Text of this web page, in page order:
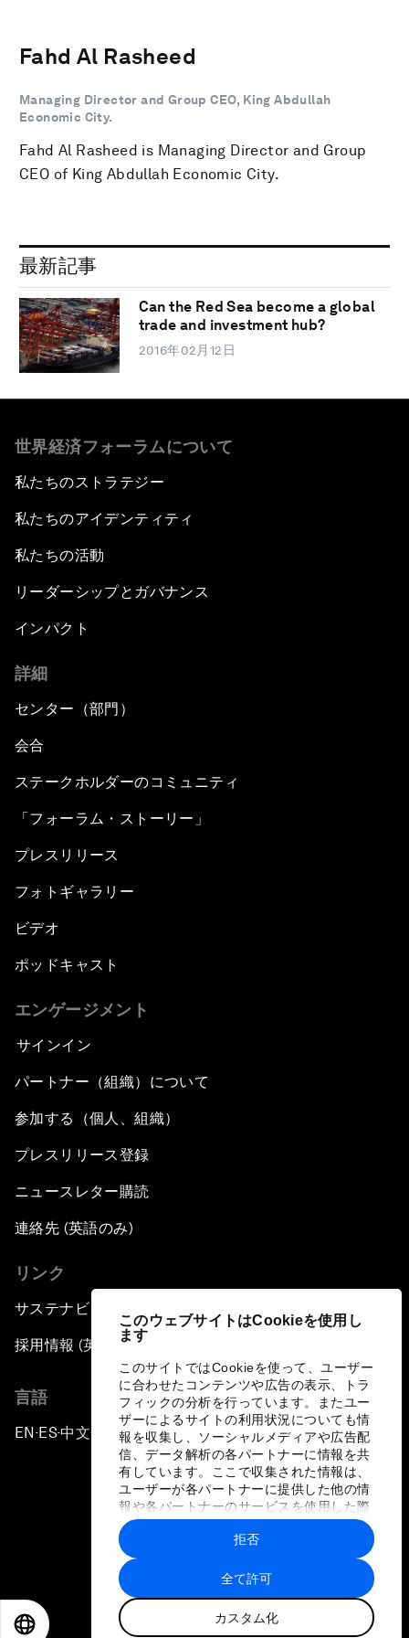
このウェブサイトはCookieを使用し
ます
このサイトではCookieを使って、ユーザー
に合わせたコンテンツや広告の表示、トラ
フィックの分析を行っています。またユー
ザーによるサイトの利用状況についても情
報を収集し、ソーシャルメディアや広告配
信、データ解析の各パートナーに情報を共
有しています。ここで収集された情報は、
ユーザーが各パートナーに提供した他の情
報や各パートナーのサービスを使用した際
に収集された情報と組み合わされ、各パー
トナーによって使用されることがありま
す。
全て許可
カスタム化
拒否
Fahd Al Rasheed
Managing Director and Group CEO, King Abdullah
Economic City.
Fahd Al Rasheed is Managing Director and Group
CEO of King Abdullah Economic City.
最新記事
Can the Red Sea become a global
trade and investment hub?
2016年02月12日
世界経済フォーラムについて
私たちのストラテジー
私たちのアイデンティティ
私たちの活動
リーダーシップとガバナンス
インパクト
詳細
センター（部門）
会合
ステークホルダーのコミュニティ
「フォーラム・ストーリー」
プレスリリース
フォトギャラリー
ビデオ
ポッドキャスト
エンゲージメント
サインイン
パートナー（組織）について
参加する（個人、組織）
プレスリリース登録
ニュースレター購読
連絡先 (英語のみ)
リンク
サステナビリティへの取り組み
採用情報 (英語のみ)
言語
EN ▪ES▪中文▪ 日本語
プライバシーポリシーと利用規約
サイトマップ
©
世界経済フォーラム